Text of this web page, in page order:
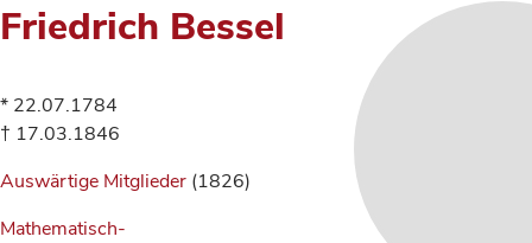
Friedrich Bessel
* 22.07.1784
† 17.03.1846
Auswärtige Mitglieder (1826)
Mathematisch-